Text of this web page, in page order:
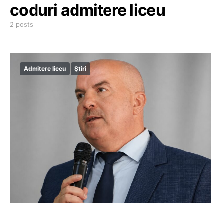
coduri admitere liceu
2 posts
Admitere liceu Știri